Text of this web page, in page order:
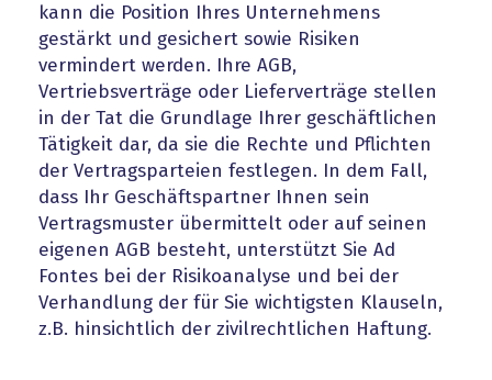
kann die Position Ihres Unternehmens
gestärkt und gesichert sowie Risiken
vermindert werden. Ihre AGB,
Vertriebsverträge oder Lieferverträge stellen
in der Tat die Grundlage Ihrer geschäftlichen
Tätigkeit dar, da sie die Rechte und Pflichten
der Vertragsparteien festlegen. In dem Fall,
dass Ihr Geschäftspartner Ihnen sein
Vertragsmuster übermittelt oder auf seinen
eigenen AGB besteht, unterstützt Sie Ad
Fontes bei der Risikoanalyse und bei der
Verhandlung der für Sie wichtigsten Klauseln,
z.B. hinsichtlich der zivilrechtlichen Haftung.